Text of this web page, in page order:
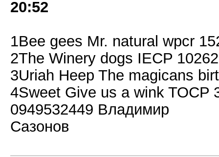
20:52
1Bee gees Mr. natural wpcr
2The Winery dogs IECP
3Uriah Heep The magicans
4Sweet Give us a wink TOCP
0949532449 Владимир
Сазонов